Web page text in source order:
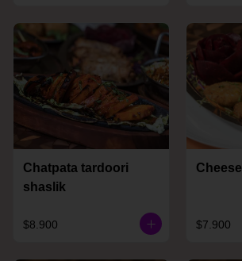
Chatpata tardoori
shaslik
$8.900 $7.900